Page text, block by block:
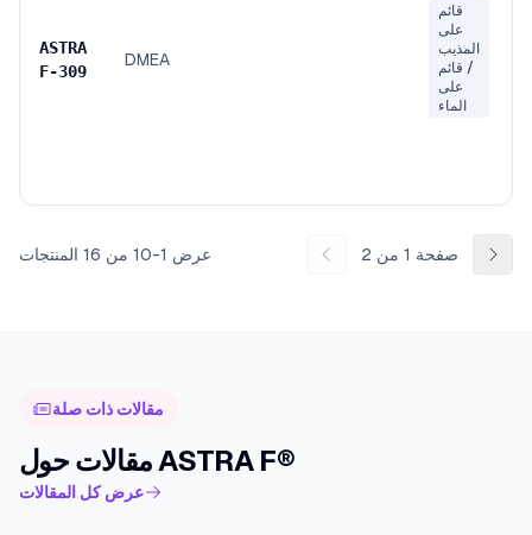
ASTRA
F-309
DMEA
قائم
على
المذيب
/ قائم
على
الماء
عرض 1
-
10 من 16 المنتجات صفحة 1 من 2
مقالات ذات صلة
مقالات حول ASTRA F®
عرض كل المقالات